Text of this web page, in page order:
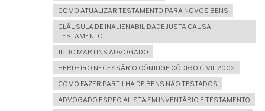
COMO ATUALIZAR TESTAMENTO PARA NOVOS BENS
CLÁUSULA DE INALIENABILIDADE JUSTA CAUSA
TESTAMENTO
JULIO MARTINS ADVOGADO
HERDEIRO NECESSÁRIO CÔNJUGE CÓDIGO CIVIL 2002
COMO FAZER PARTILHA DE BENS NÃO TESTADOS
ADVOGADO ESPECIALISTA EM INVENTÁRIO E TESTAMENTO